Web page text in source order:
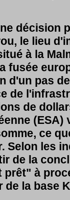
décision
le lieu
à la
fusée
d'un pas
de
de
ce
Selon les
de la
prêt" à
de la base